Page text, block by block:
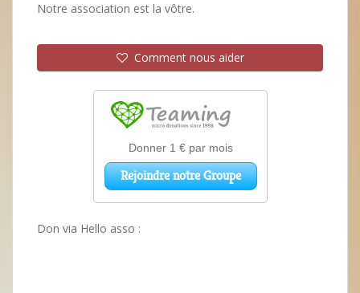
Notre association est la vôtre.
Comment nous aider
Don via Hello asso :